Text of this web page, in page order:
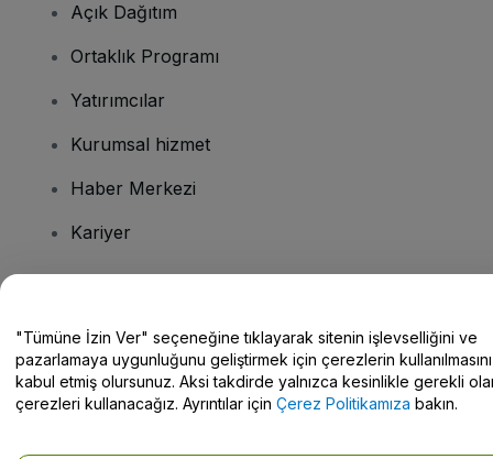
Açık Dağıtım
Ortaklık Programı
Yatırımcılar
Kurumsal hizmet
Haber Merkezi
Kariyer
Yardım Merkezi / Bize Ulaşın
"Tümüne İzin Ver" seçeneğine tıklayarak sitenin işlevselliğini ve
pazarlamaya uygunluğunu geliştirmek için çerezlerin kullanılmasını
kabul etmiş olursunuz. Aksi takdirde yalnızca kesinlikle gerekli
çerezleri kullanacağız. Ayrıntılar için Çerez Politikamıza bakın.